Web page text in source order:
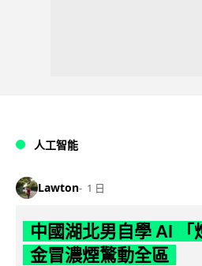
人工智能
Lawton 1 日
中國湖北男自學 AI 「
金冒濃煙驚動全區